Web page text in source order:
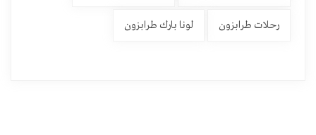
رحلات طرابزون لونا بارك طرابزون